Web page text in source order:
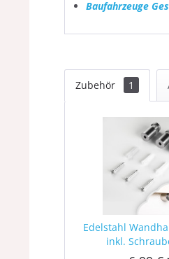
Baufahrzeuge
Zubehör 1
Edelstahl
inkl.